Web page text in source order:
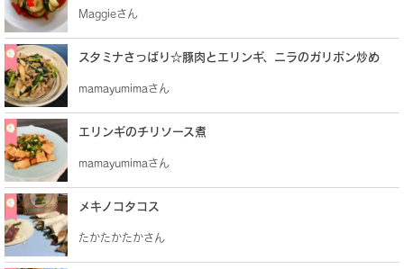
Maggieさん
スタミナさっぱり☆豚肉とエリンギ、ニラのガリポン炒め
mamayumimaさん
エリンギのチリソース煮
mamayumimaさん
メキノコタコス
たかたかたかさん